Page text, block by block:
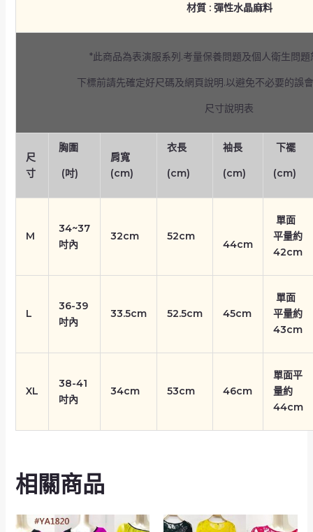
材質 : 彈性水晶麻料
*此商品為表演服系列.考量保養問題及個人衛生問
下標前請先確定好尺碼及網頁說明.以避免不必要的誤
尺寸說明表
尺
寸
胸圍
(吋)
肩寬
(cm)
衣長
(cm)
袖長
(cm)
下襬
(cm)
M
34~37
吋內
32cm 52cm
44cm
單面
平量約
42cm
L
36-39
吋內
33.5cm 52.5cm 45cm
單面
平量約
43cm
XL
38-41
吋內
34cm 53cm 46cm
單面平
量約
44cm
相關商品